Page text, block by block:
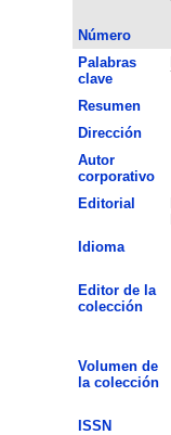
Número
Palabras
clave
Resumen
Dirección
Autor
corporativo
Editorial
Idioma
Editor de la
colección
Volumen de
la colección
ISSN